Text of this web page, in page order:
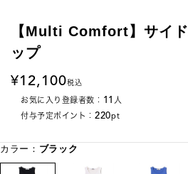
【Multi Comfort】サイ
ップ
12,100税込
お気に入り登録者数： 11 人
付与予定ポイント： 220pt
カラー： ブラック